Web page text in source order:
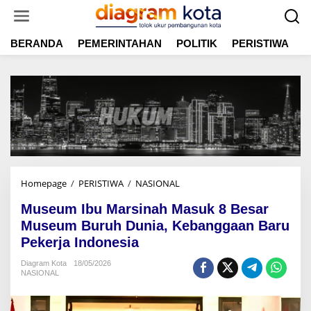
t
BERANDA PEMERINTAHAN POLITIK PERISTIWA
Homepage / PERISTIWA / NASIONAL
s
e
M
Museum Ibu Marsinah Masuk 8 Besar
Museum Buruh Dunia, Kebanggaan Baru
Pekerja Indonesia
Diagram Kota
18/05/2026
NASIONAL